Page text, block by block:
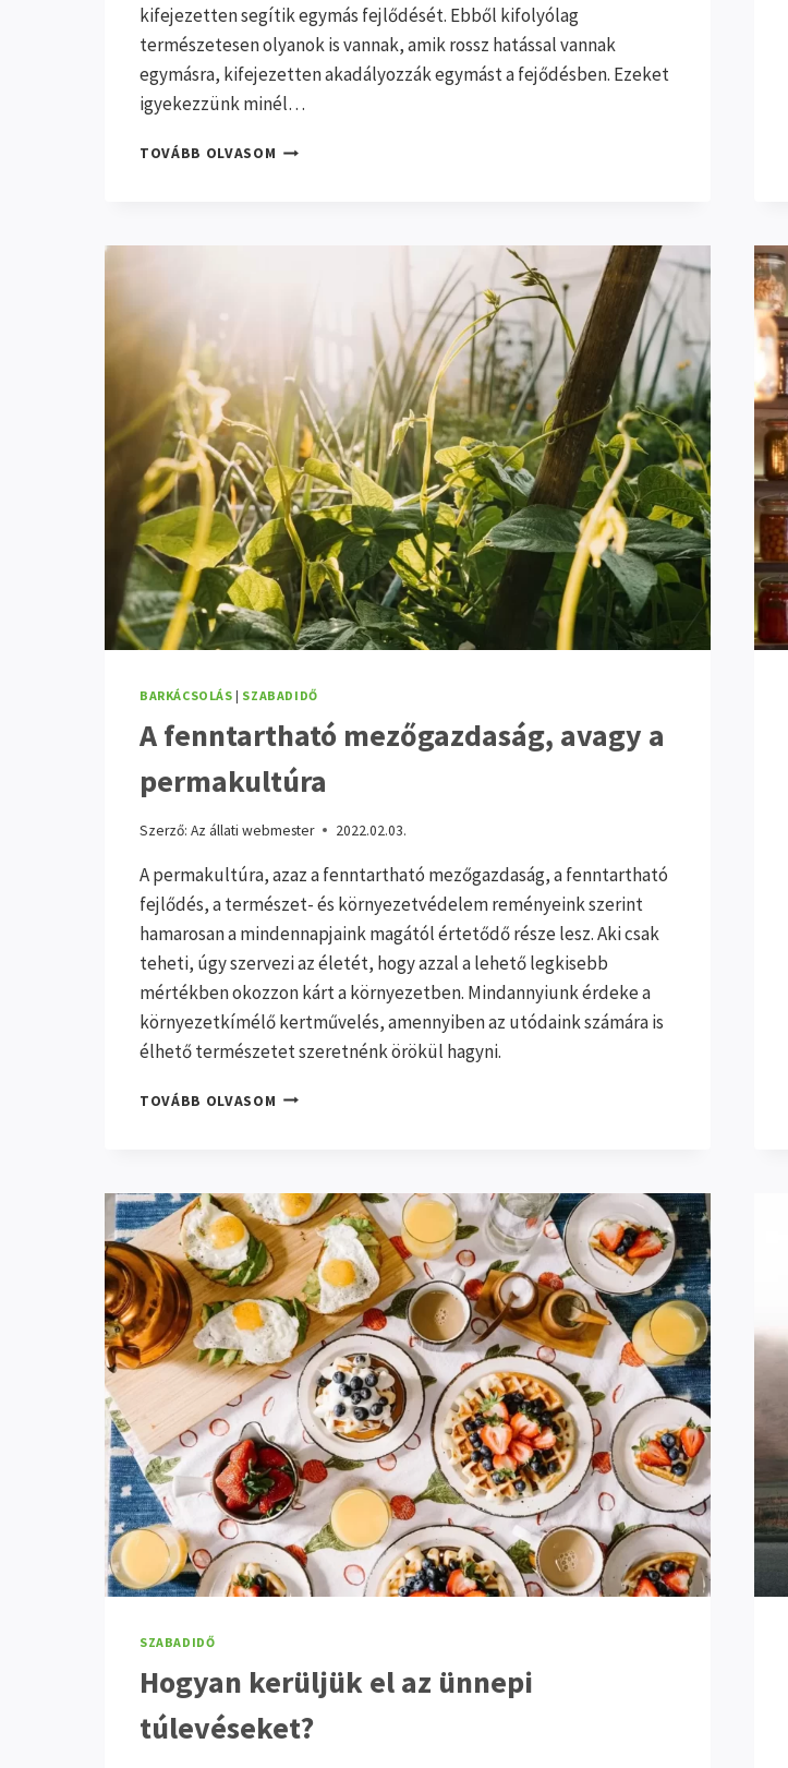
kifejezetten segítik egymás fejlődését. Ebből kifolyólag
természetesen olyanok is vannak, amik rossz hatással vannak
egymásra, kifejezetten akadályozzák egymást a fejődésben. Ezeket
igyekezzünk minél…
TOVÁBB OLVASOM EGYMÁST
BARKÁCSOLÁS | SZABADIDŐ
A fenntartható mezőgazdaság, avagy a
permakultúra
Szerző: Az állati webmester 2022.02.03.
A permakultúra, azaz a fenntartható mezőgazdaság, a fenntartható
fejlődés, a természet- és környezetvédelem reményeink szerint
hamarosan a mindennapjaink magától értetődő része lesz. Aki csak
teheti, úgy szervezi az életét, hogy azzal a lehető legkisebb
mértékben okozzon kárt a környezetben. Mindannyiunk érdeke a
környezetkímélő kertművelés, amennyiben az utódaink számára is
élhető természetet szeretnénk örökül hagyni.
TOVÁBB OLVASOM A
PERMAKULTÚRA
SZABADIDŐ
Hogyan kerüljük el az ünnepi
túlevéseket?